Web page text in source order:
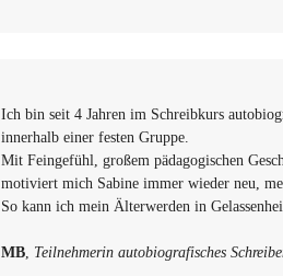
Ich bin seit 4 Jahren im Schreibkurs
innerhalb einer festen Gruppe.
Mit Feingefühl, großem pädagogischen
motiviert mich Sabine immer wieder neu,
So kann ich mein Älterwerden in
MB, Teilnehmerin autobiografisches